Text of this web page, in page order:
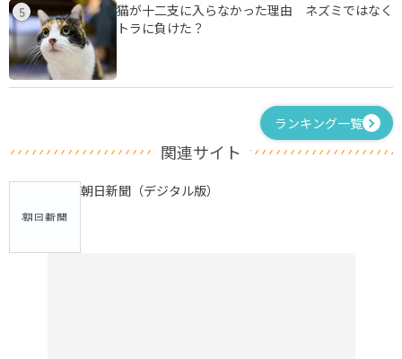
5
猫が十二支に入らなかった理由 ネズミではなく
トラに負けた？
ランキング一覧
関連サイト
朝日新聞（デジタル版）